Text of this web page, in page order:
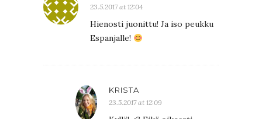
23.5.2017 at 12:04
Hienosti juonittu! Ja iso peukku
Espanjalle!
KRISTA
23.5.2017 at 12:09